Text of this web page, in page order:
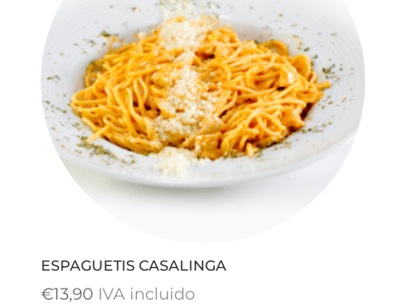
ESPAGUETIS CASALINGA
€13,90 IVA incluido